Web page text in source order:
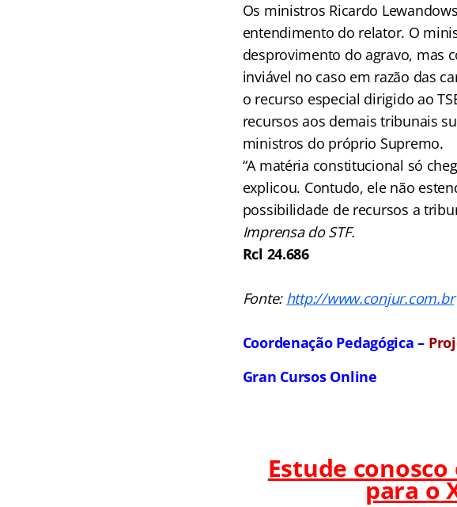
Os ministros Ricardo
entendimento do relator. O
desprovimento do agravo, mas
inviável no caso em razão das
o recurso especial dirigido ao
recursos aos demais tribunais
ministros do próprio Supremo.
“A matéria constitucional só
explicou. Contudo, ele não
possibilidade de recursos a
Imprensa do STF.
Rcl 24.686
Fonte: http://www.conjur.com.br
Coordenação Pedagógica –
Gran Cursos Online
Estude
para o